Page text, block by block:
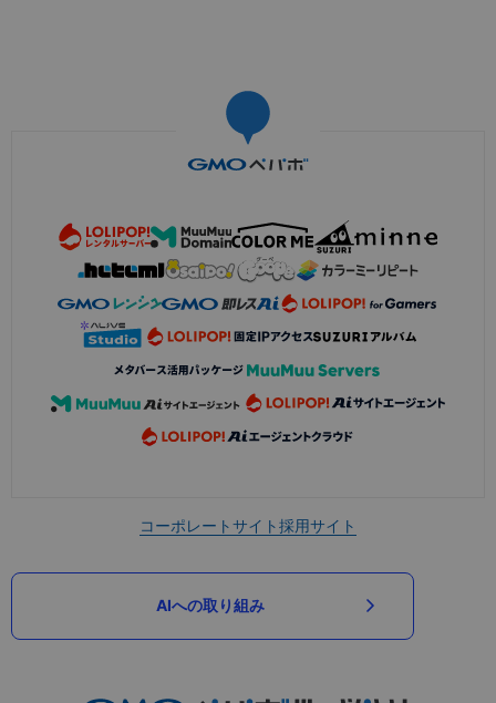
コーポレートサイト採用サイト
AIへの取り組み